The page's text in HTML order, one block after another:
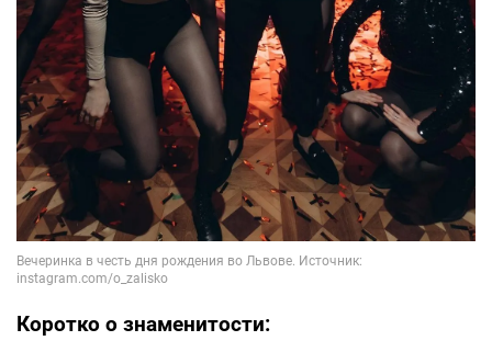
Коротко о знаменитости: